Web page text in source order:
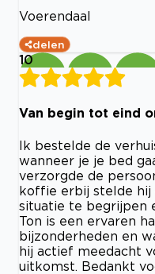
Voerendaal
delen
10
Van begin tot eind
Ik bestelde de
wanneer je je bed
verzorgde de
koffie erbij stelde hij
situatie te begrijpen
Ton is een ervaren
bijzonderheden en
hij actief meedacht
uitkomst. Bedankt